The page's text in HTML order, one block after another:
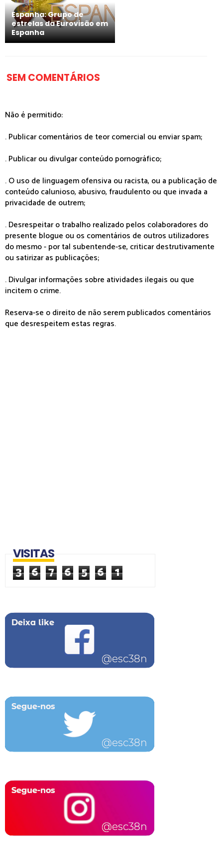
Espanha: Grupo de
estrelas da Eurovisão em
Espanha
SEM COMENTÁRIOS
Não é permitido:
. Publicar comentários de teor comercial ou enviar spam;
. Publicar ou divulgar conteúdo pornográfico;
. O uso de linguagem ofensiva ou racista, ou a publicação de
conteúdo calunioso, abusivo, fraudulento ou que invada a
privacidade de outrem;
. Desrespeitar o trabalho realizado pelos colaboradores do
presente blogue ou os comentários de outros utilizadores
do mesmo - por tal subentende-se, criticar destrutivamente
ou satirizar as publicações;
. Divulgar informações sobre atividades ilegais ou que
incitem o crime.
Reserva-se o direito de não serem publicados comentários
que desrespeitem estas regras.
VISITAS
3 6 7 6 5 6 1